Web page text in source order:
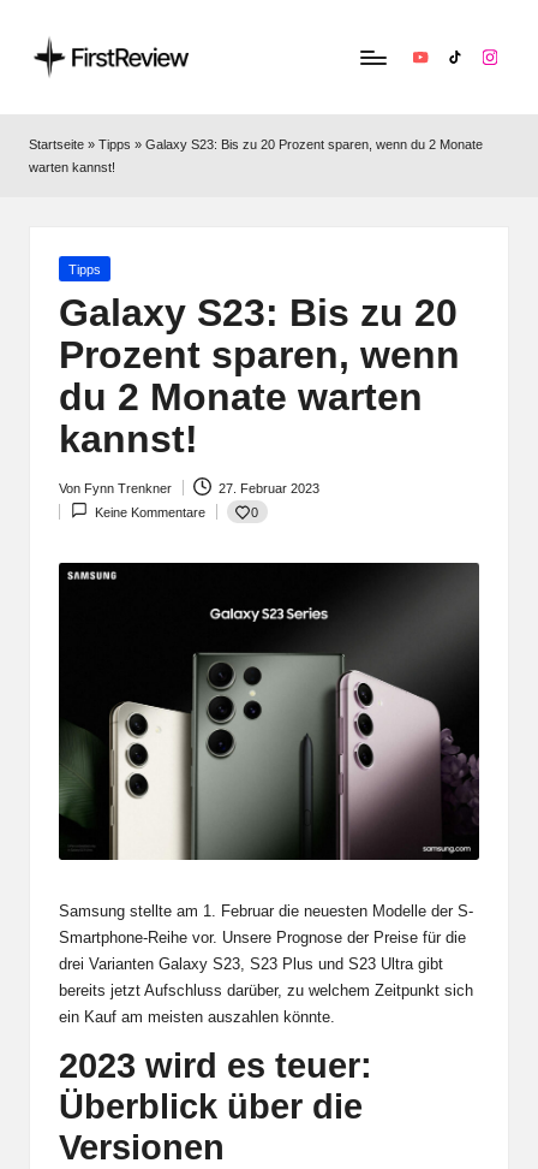
ir
Apple,
Smart‑Home,
Kopfhörern
YouTubeTikTok
Startseite » Tipps » Galaxy S23: Bis zu 20 Prozent sparen, wenn du 2 Monate
warten kannst!
Posted
Tipps
Galaxy S23: Bis zu 20
Prozent sparen, wenn
du 2 Monate warten
kannst!
Posted
by
Von Fynn Trenkner
27. Februar 2023
Keine Kommentare
0
Samsung stellte am 1. Februar die neuesten Modelle der S-
Smartphone-Reihe vor. Unsere Prognose der Preise für die
drei Varianten Galaxy S23, S23 Plus und S23 Ultra gibt
bereits jetzt Aufschluss darüber, zu welchem Zeitpunkt sich
ein Kauf am meisten auszahlen könnte.
2023 wird es teuer:
Überblick über die
Versionen